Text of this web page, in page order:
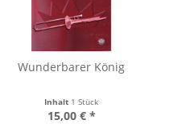
Wunderbarer König
Inhalt 1 Stück
15,00 € *